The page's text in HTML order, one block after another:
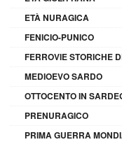
ETÀ NURAGICA
FENICIO-PUNICO
FERROVIE STORICHE
MEDIOEVO SARDO
OTTOCENTO IN
PRENURAGICO
PRIMA GUERRA